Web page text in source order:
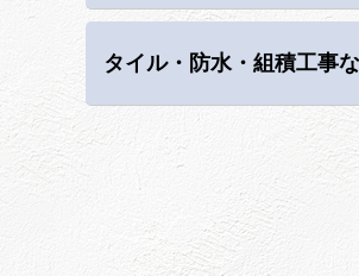
タイル・防水・組積工事